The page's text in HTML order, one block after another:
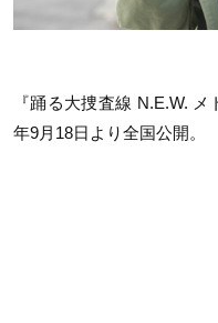
『踊る大捜査線 N.E.W.
年9月18日より全国公開。